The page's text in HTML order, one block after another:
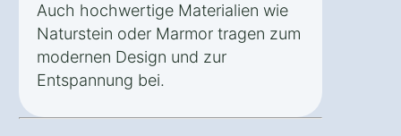
Auch hochwertige Materialien wie
Naturstein oder Marmor tragen zum
modernen Design und zur
Entspannung bei.